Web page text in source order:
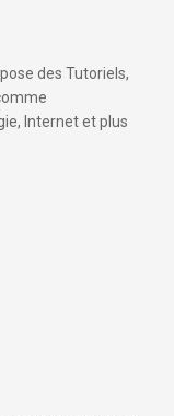
des Tutoriels,
Internet et plus